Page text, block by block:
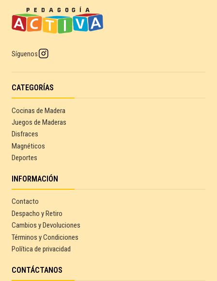
Síguenos
CATEGORÍAS
Cocinas de Madera
Juegos de Maderas
Disfraces
Magnéticos
Deportes
INFORMACIÓN
Contacto
Despacho y Retiro
Cambios y Devoluciones
Términos y Condiciones
Política de privacidad
CONTÁCTANOS